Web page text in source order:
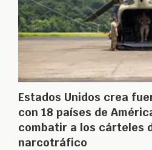
Estados Unidos crea
con 18 países de
combatir a los cárteles
narcotráfico